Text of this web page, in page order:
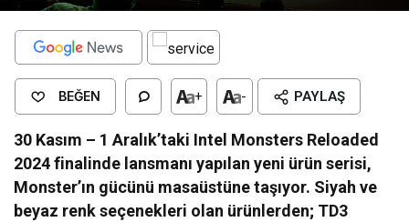
BEĞEN + - PAYLAŞ
30 Kasım – 1 Aralık’taki Intel Monsters Reloaded
2024 finalinde lansmanı yapılan yeni ürün serisi,
Monster’ın gücünü masaüstüne taşıyor. Siyah ve
beyaz renk seçenekleri olan ürünlerden; TD3